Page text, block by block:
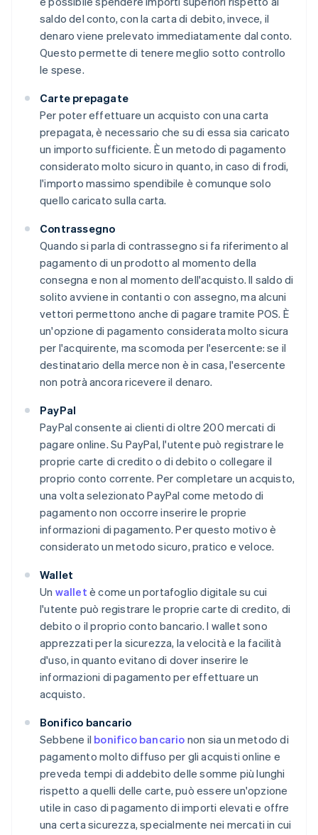
saldo del conto, con la carta di debito, invece, il
denaro viene prelevato immediatamente dal conto.
Questo permette di tenere meglio sotto controllo
le spese.
Carte prepagate
Per poter effettuare un acquisto con una carta
prepagata, è necessario che su di essa sia caricato
un importo sufficiente. È un metodo di pagamento
considerato molto sicuro in quanto, in caso di frodi,
l'importo massimo spendibile è comunque solo
quello caricato sulla carta.
Contrassegno
Quando si parla di contrassegno si fa riferimento al
pagamento di un prodotto al momento della
consegna e non al momento dell'acquisto. Il saldo di
solito avviene in contanti o con assegno, ma alcuni
vettori permettono anche di pagare tramite POS. È
un'opzione di pagamento considerata molto sicura
per l'acquirente, ma scomoda per l'esercente: se il
destinatario della merce non è in casa, l'esercente
non potrà ancora ricevere il denaro.
PayPal
PayPal consente ai clienti di oltre 200 mercati di
pagare online. Su PayPal, l'utente può registrare le
proprie carte di credito o di debito o collegare il
proprio conto corrente. Per completare un acquisto,
una volta selezionato PayPal come metodo di
pagamento non occorre inserire le proprie
informazioni di pagamento. Per questo motivo è
considerato un metodo sicuro, pratico e veloce.
Wallet
Un wallet è come un portafoglio digitale su cui
l'utente può registrare le proprie carte di credito, di
debito o il proprio conto bancario. I wallet sono
apprezzati per la sicurezza, la velocità e la facilità
d'uso, in quanto evitano di dover inserire le
informazioni di pagamento per effettuare un
acquisto.
Bonifico bancario
Sebbene il bonifico bancario non sia un metodo di
pagamento molto diffuso per gli acquisti online e
preveda tempi di addebito delle somme più lunghi
rispetto a quelli delle carte, può essere un'opzione
utile in caso di pagamento di importi elevati e offre
una certa sicurezza, specialmente nei mercati in cui